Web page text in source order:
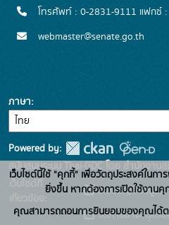
โทรศัพท์ : 0-2831-9111 แฟกซ์
webmaster@senate.go.th
ภาษา
Powered by:
สนับสนุนระบบ Thai-GDC โดย สำนักงาน
เว็บไซต์ที่
เกี่ยวข้อง:
ระบบบัญชีข้อมูลภ
บริการนามานุกร
เว็บไซต์นี้ใช้ "คุกกี้" เพื่อวัตถุประสงค์ในก
ยิ่งขึ้น หากต้องการเปิดใช้งาน
คุณสามารถถอนการยินยอมของคุณได้ต